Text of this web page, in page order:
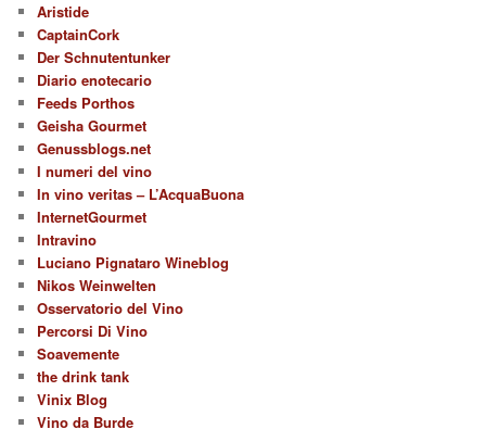
Aristide
CaptainCork
Der Schnutentunker
Diario enotecario
Feeds Porthos
Geisha Gourmet
Genussblogs.net
I numeri del vino
In vino veritas – L’AcquaBuona
InternetGourmet
Intravino
Luciano Pignataro Wineblog
Nikos Weinwelten
Osservatorio del Vino
Percorsi Di Vino
Soavemente
the drink tank
Vinix Blog
Vino da Burde